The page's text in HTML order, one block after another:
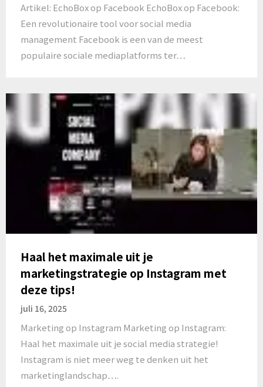
Artikel: EchoBox op Facebook EchoBox op Facebook:
Een revolutionaire tool voor social media
management Facebook is een van de meest
populaire sociale mediaplatforms ter…
Haal het maximale uit je
marketingstrategie op Instagram met
deze tips!
juli 16, 2025
Marketing op Instagram Marketing op Instagram:
Haal het maximale uit je social media strategie!
Instagram is niet meer weg te denken uit het
marketinglandschap….